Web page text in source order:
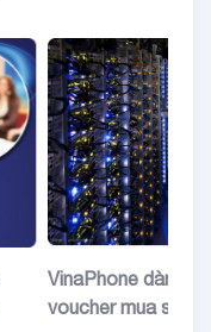
VinaPhone dành
voucher mua sắm